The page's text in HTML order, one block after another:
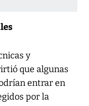
y
que algunas
entrar en
por la